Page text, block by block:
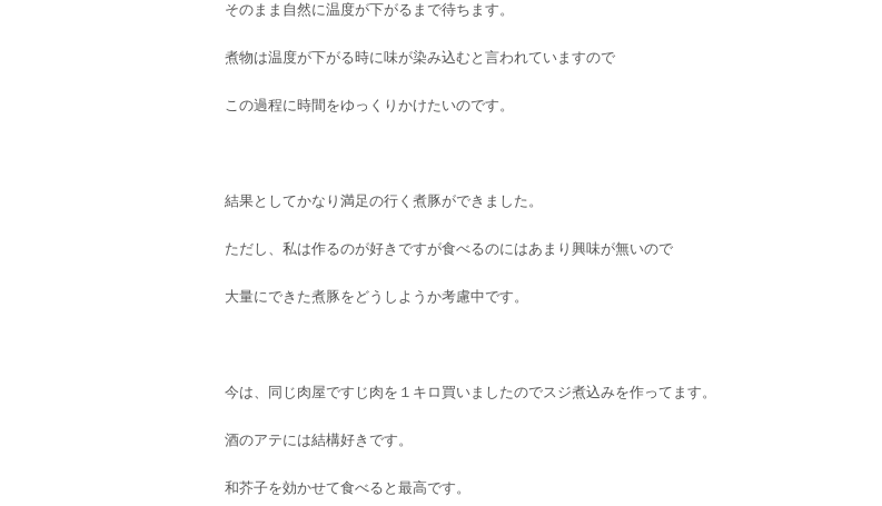
そのまま自然に温度が下がるまで待ちます。
煮物は温度が下がる時に味が染み込むと言われていますので
この過程に時間をゆっくりかけたいのです。
結果としてかなり満足の行く煮豚ができました。
ただし、私は作るのが好きですが食べるのにはあまり興味が無いので
大量にできた煮豚をどうしようか考慮中です。
今は、同じ肉屋ですじ肉を１キロ買いましたのでスジ煮込みを作ってます。
酒のアテには結構好きです。
和芥子を効かせて食べると最高です。